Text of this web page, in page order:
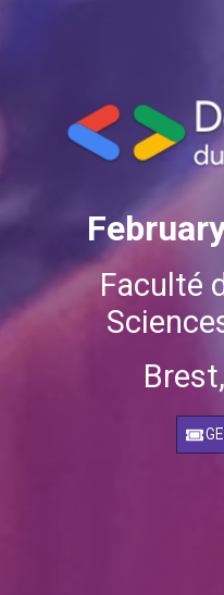
Faculté